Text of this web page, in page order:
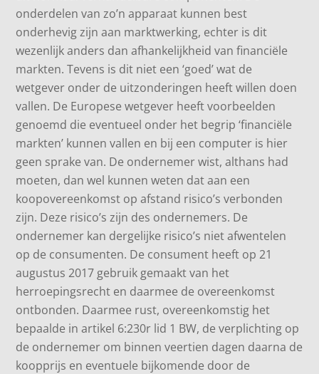
onderdelen van zo’n apparaat kunnen best
onderhevig zijn aan marktwerking, echter is dit
wezenlijk anders dan afhankelijkheid van financiële
markten. Tevens is dit niet een ‘goed’ wat de
wetgever onder de uitzonderingen heeft willen doen
vallen. De Europese wetgever heeft voorbeelden
genoemd die eventueel onder het begrip ‘financiële
markten’ kunnen vallen en bij een computer is hier
geen sprake van. De ondernemer wist, althans had
moeten, dan wel kunnen weten dat aan een
koopovereenkomst op afstand risico’s verbonden
zijn. Deze risico’s zijn des ondernemers. De
ondernemer kan dergelijke risico’s niet afwentelen
op de consumenten. De consument heeft op 21
augustus 2017 gebruik gemaakt van het
herroepingsrecht en daarmee de overeenkomst
ontbonden. Daarmee rust, overeenkomstig het
bepaalde in artikel 6:230r lid 1 BW, de verplichting op
de ondernemer om binnen veertien dagen daarna de
koopprijs en eventuele bijkomende door de